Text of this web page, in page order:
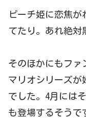
ピーチ姫に恋焦
てたり。あれ絶対
そのほかにもファ
マリオシリーズが
でした。4月には
も登場するそうで